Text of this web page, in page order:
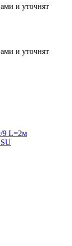
и уточнят
и уточнят
9 L=2м